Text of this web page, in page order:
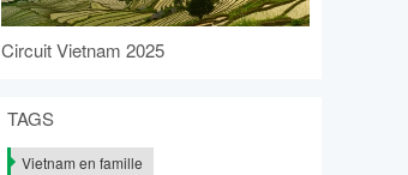
Circuit Vietnam 2025
TAGS
Vietnam en famille